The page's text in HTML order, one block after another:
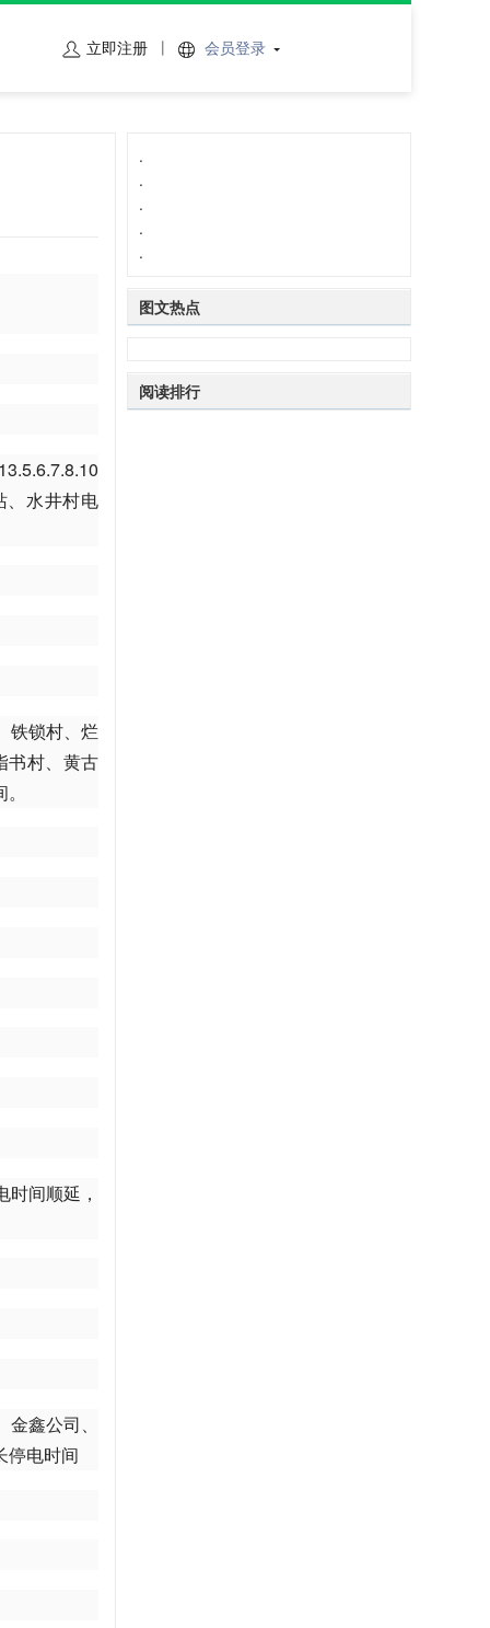
立即注册 会员登录
、水井村电
铁锁村、烂
书村、黄古
间顺延，
鑫公司、
停电时间
.
.
.
.
.
图文热点
阅读排行